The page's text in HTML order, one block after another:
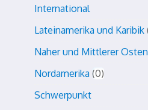
International
Lateinamerika und Karibik
Naher und Mittlerer Osten
Nordamerika 0
Schwerpunkt